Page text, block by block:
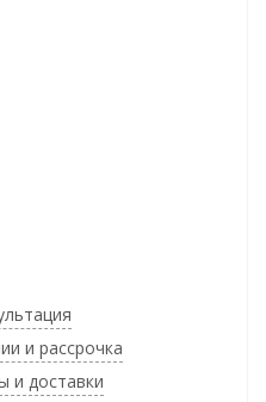
и рассрочка
и доставки